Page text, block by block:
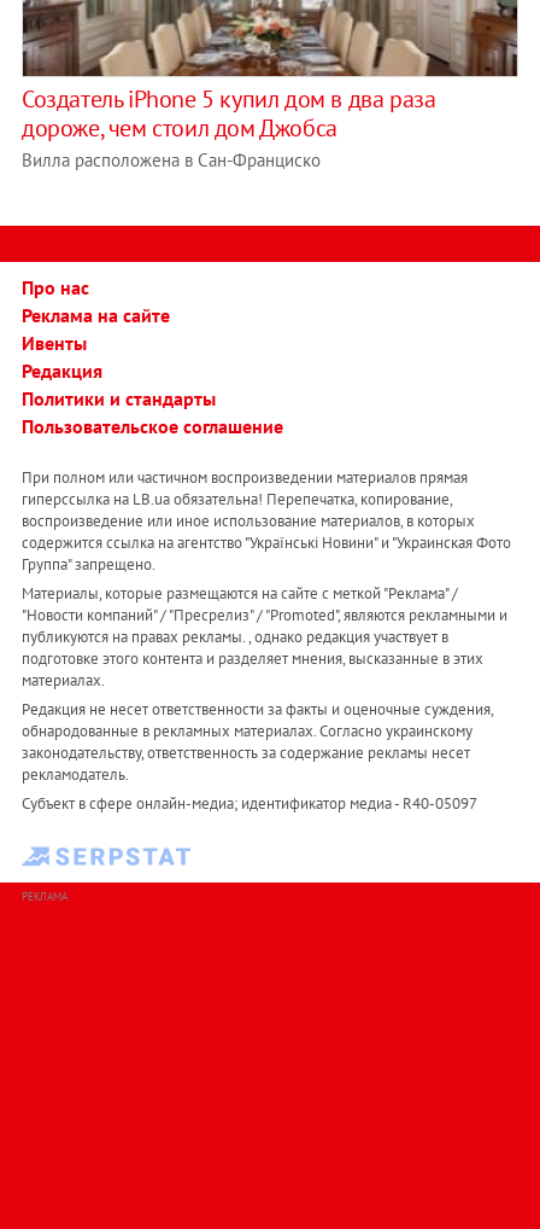
Создатель iPhone 5 купил дом в два раза
дороже, чем стоил дом Джобса
Вилла расположена в Сан-Франциско
Про нас
Реклама на сайте
Ивенты
Редакция
Политики и стандарты
Пользовательское соглашение
При полном или частичном воспроизведении материалов прямая
гиперссылка на LB.ua обязательна! Перепечатка, копирование,
воспроизведение или иное использование материалов, в которых
содержится ссылка на агентство "Українськi Новини" и "Украинская Фото
Группа" запрещено.
Материалы, которые размещаются на сайте с меткой "Реклама" /
"Новости компаний" / "Пресрелиз" / "Promoted", являются рекламными и
публикуются на правах рекламы. , однако редакция участвует в
подготовке этого контента и разделяет мнения, высказанные в этих
материалах.
Редакция не несет ответственности за факты и оценочные суждения,
обнародованные в рекламных материалах. Согласно украинскому
законодательству, ответственность за содержание рекламы несет
рекламодатель.
Субъект в сфере онлайн-медиа; идентификатор медиа - R40-05097
РЕКЛАМА